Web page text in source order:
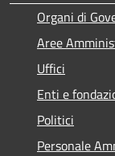
Organi di
Aree
Uffici
Enti e
Politici
Personale